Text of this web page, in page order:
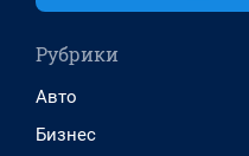
Рубрики
Авто
Бизнес